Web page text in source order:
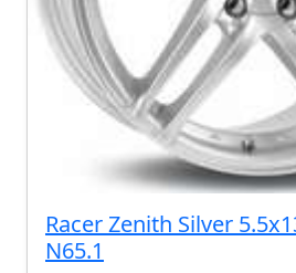
Racer Zenith Silver
N65.1